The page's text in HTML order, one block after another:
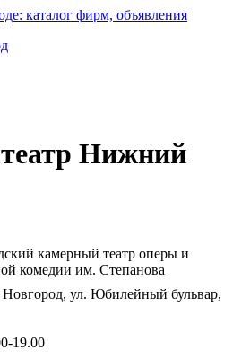
каталог фирм, объявления
Нижний
камерный театр оперы и
комедии им. Степанова
ул. Юбилейный бульвар,
19.00